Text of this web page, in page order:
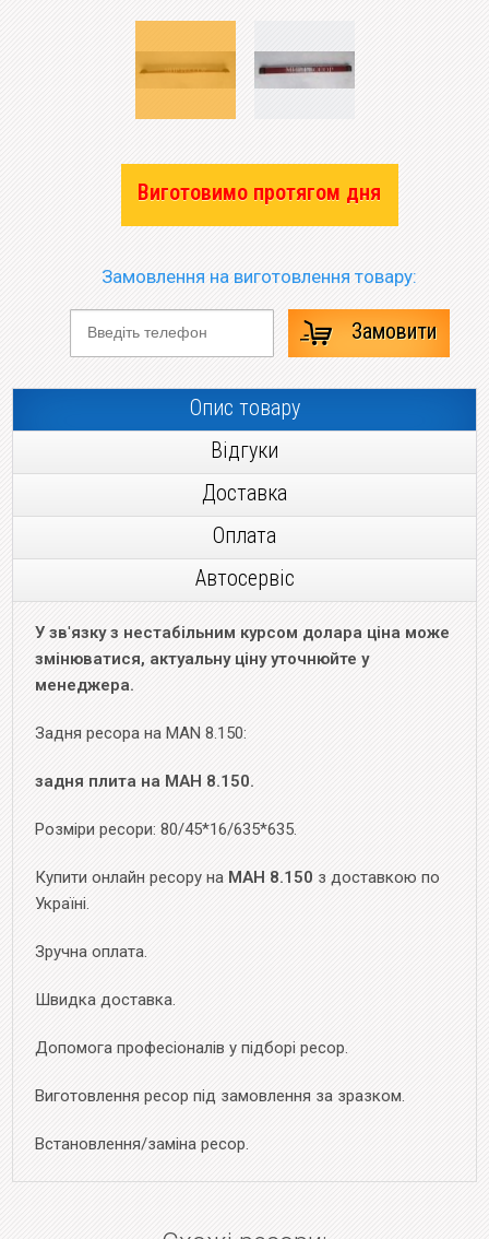
Виготовимо протягом дня
Замовлення на виготовлення товару:
Замовити
Опис товару
Відгуки
Доставка
Оплата
Автосервіс
У зв'язку з нестабільним курсом долара ціна може
змінюватися, актуальну ціну уточнюйте у
менеджера.
Задня ресора на MAN 8.150:
задня плита на МАН 8.150.
Розміри ресори: 80/45*16/635*635.
Купити онлайн ресору на МАН 8.150 з доставкою по
Україні.
Зручна оплата.
Швидка доставка.
Допомога професіоналів у підборі ресор.
Виготовлення ресор під замовлення за зразком.
Встановлення/заміна ресор.